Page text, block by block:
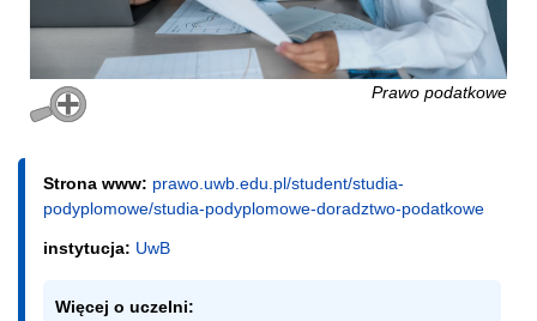
Prawo podatkowe
Strona www: prawo.uwb.edu.pl/student/studia-
podyplomowe/studia-podyplomowe-doradztwo-podatkowe
instytucja: UwB
Więcej o uczelni: